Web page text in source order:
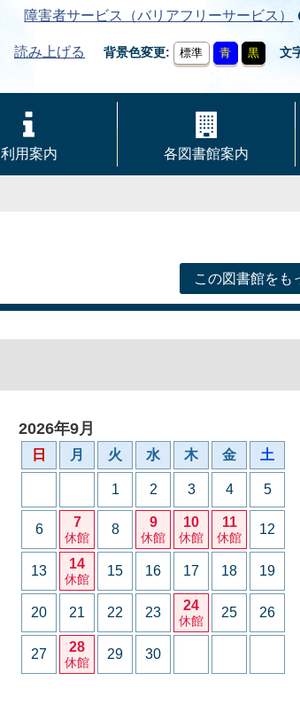
障害者サービス（バリアフリーサービス）
読み上げる 背景色変更 標準 青 黒 文
利用案内 各図書館案内
この図書館をも
2026年9月
日 月 火 水 木 金 土
1 2 3 4 5
6 7
休館
8 9
休館
10
休館
11
休館
12
13 14
休館
15 16 17 18 19
20 21 22 23 24
休館
25 26
27 28
休館
29 30